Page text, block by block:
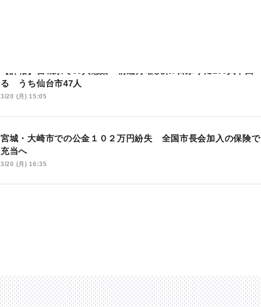
【詳報】宮城県で89人感染 前週月曜以来7日ぶりに100人下回
る うち仙台市47人
3/20 (月) 15:05
宮城・大崎市での公金１０２万円紛失 全国市長会加入の保険で
充当へ
3/20 (月) 16:35